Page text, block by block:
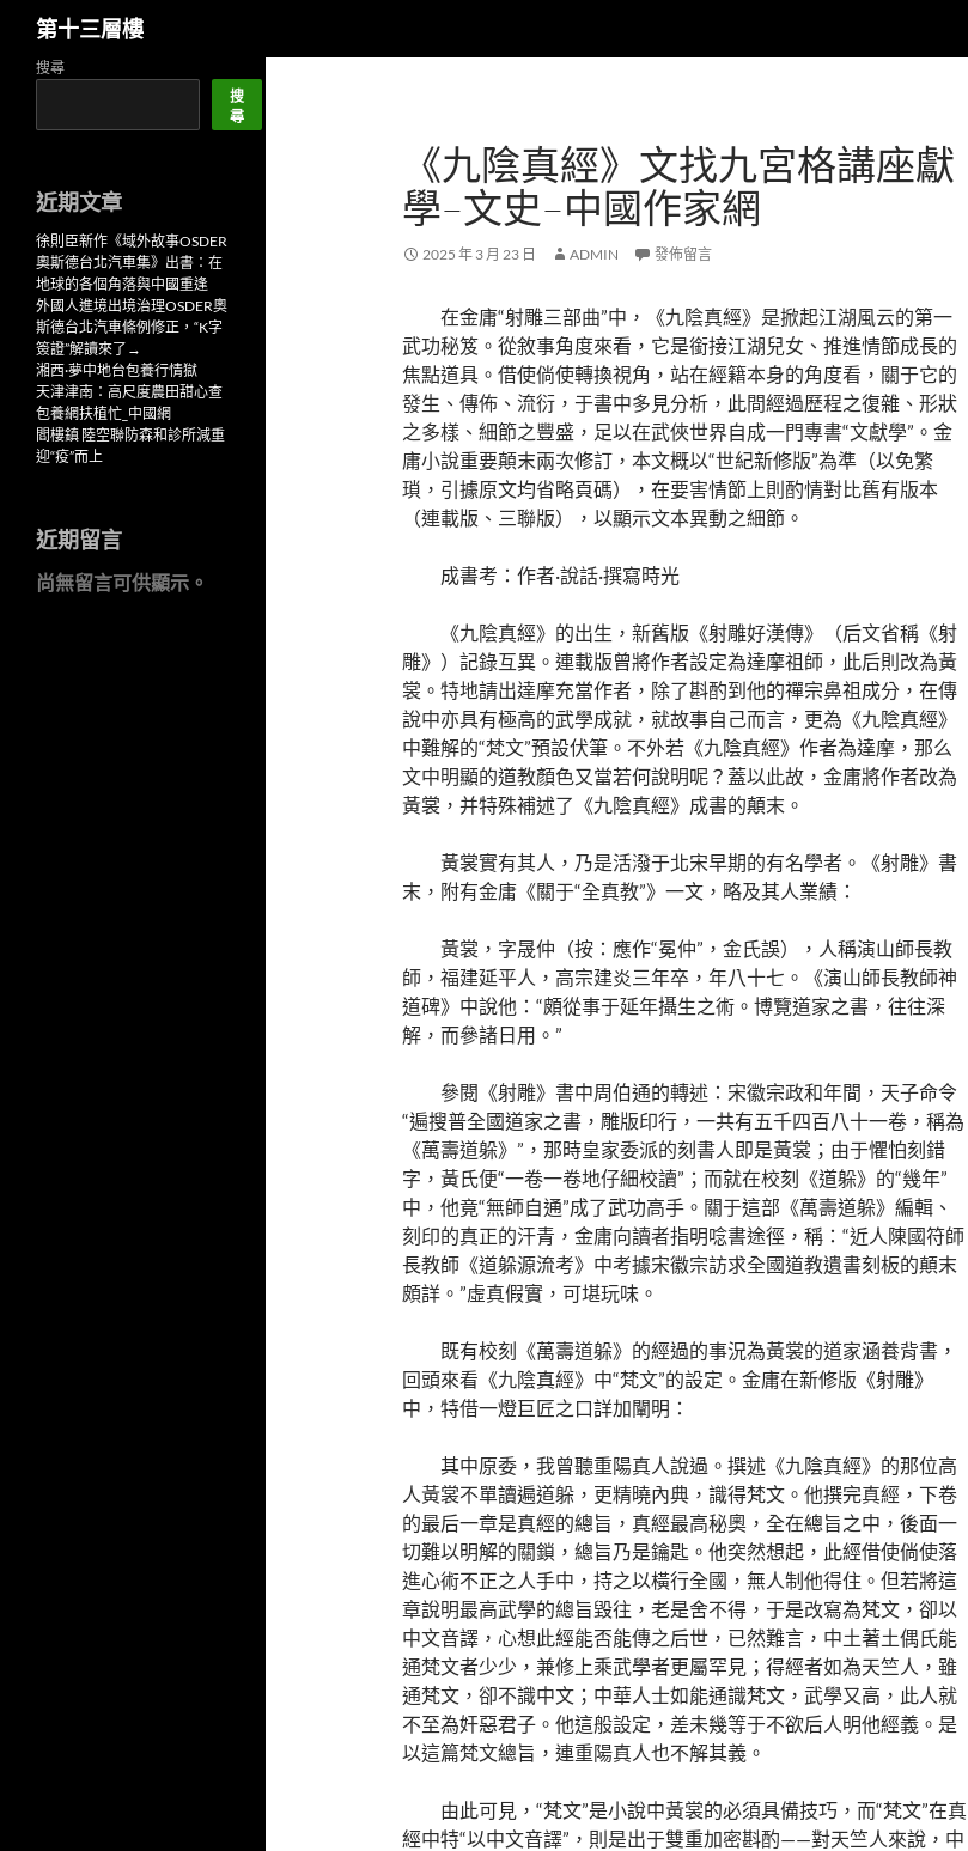
第十三層樓
《九陰真經》文找九宮格講座獻
學–文史–中國作家網
2025 年 3 月 23 日 ADMIN 發佈留言
在金庸“射雕三部曲”中，《九陰真經》是掀起江湖風云的第一
武功秘笈。從敘事角度來看，它是銜接江湖兒女、推進情節成長的
焦點道具。借使倘使轉換視角，站在經籍本身的角度看，關于它的
發生、傳佈、流衍，于書中多見分析，此間經過歷程之復雜、形狀
之多樣、細節之豐盛，足以在武俠世界自成一門專書“文獻學”。金
庸小說重要顛末兩次修訂，本文概以“世紀新修版”為準（以免繁
瑣，引據原文均省略頁碼），在要害情節上則酌情對比舊有版本
（連載版、三聯版），以顯示文本異動之細節。
成書考：作者·說話·撰寫時光
《九陰真經》的出生，新舊版《射雕好漢傳》（后文省稱《射
雕》）記錄互異。連載版曾將作者設定為達摩祖師，此后則改為黃
裳。特地請出達摩充當作者，除了斟酌到他的禪宗鼻祖成分，在傳
說中亦具有極高的武學成就，就故事自己而言，更為《九陰真經》
中難解的“梵文”預設伏筆。不外若《九陰真經》作者為達摩，那么
文中明顯的道教顏色又當若何說明呢？蓋以此故，金庸將作者改為
黃裳，并特殊補述了《九陰真經》成書的顛末。
黃裳實有其人，乃是活潑于北宋早期的有名學者。《射雕》書
末，附有金庸《關于“全真教”》一文，略及其人業績：
黃裳，字晟仲（按：應作“冕仲”，金氏誤），人稱演山師長教
師，福建延平人，高宗建炎三年卒，年八十七。《演山師長教師神
道碑》中說他：“頗從事于延年攝生之術。博覽道家之書，往往深
解，而參諸日用。”
參閱《射雕》書中周伯通的轉述：宋徽宗政和年間，天子命令
“遍搜普全國道家之書，雕版印行，一共有五千四百八十一卷，稱為
《萬壽道躲》”，那時皇家委派的刻書人即是黃裳；由于懼怕刻錯
字，黃氏便“一卷一卷地仔細校讀”；而就在校刻《道躲》的“幾年”
中，他竟“無師自通”成了武功高手。關于這部《萬壽道躲》編輯、
刻印的真正的汗青，金庸向讀者指明唸書途徑，稱：“近人陳國符師
長教師《道躲源流考》中考據宋徽宗訪求全國道教遺書刻板的顛末
頗詳。”虛真假實，可堪玩味。
既有校刻《萬壽道躲》的經過的事況為黃裳的道家涵養背書，
回頭來看《九陰真經》中“梵文”的設定。金庸在新修版《射雕》
中，特借一燈巨匠之口詳加闡明：
其中原委，我曾聽重陽真人說過。撰述《九陰真經》的那位高
人黃裳不單讀遍道躲，更精曉內典，識得梵文。他撰完真經，下卷
的最后一章是真經的總旨，真經最高秘奧，全在總旨之中，後面一
切難以明解的關鎖，總旨乃是鑰匙。他突然想起，此經借使倘使落
進心術不正之人手中，持之以橫行全國，無人制他得住。但若將這
章說明最高武學的總旨毀往，老是舍不得，于是改寫為梵文，卻以
中文音譯，心想此經能否能傳之后世，已然難言，中土著土偶氏能
通梵文者少少，兼修上乘武學者更屬罕見；得經者如為天竺人，雖
通梵文，卻不識中文；中華人士如能通識梵文，武學又高，此人就
不至為奸惡君子。他這般設定，差未幾等于不欲后人明他經義。是
以這篇梵文總旨，連重陽真人也不解其義。
由此可見，“梵文”是小說中黃裳的必須具備技巧，而“梵文”在真
經中特“以中文音譯”，則是出于雙重加密斟酌——對天竺人來說，中
搜尋
搜
尋
近期文章
徐則臣新作《域外故事OSDER
奧斯德台北汽車集》出書：在
地球的各個角落與中國重逢
外國人進境出境治理OSDER奧
斯德台北汽車條例修正，“K字
簽證”解讀來了→
湘西·夢中地台包養行情獄
天津津南：高尺度農田甜心查
包養網扶植忙_中國網
閻樓鎮 陸空聯防森和診所減重
迎“疫”而上
近期留言
尚無留言可供顯示。